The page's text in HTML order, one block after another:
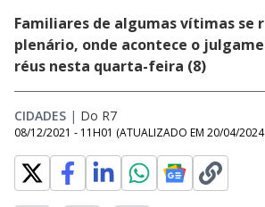
Familiares de algumas vítimas se
plenário, onde acontece o
réus nesta quarta-feira (8)
CIDADES | Do R7
08/12/2021 - 11H01 (ATUALIZADO EM 20/04/2024